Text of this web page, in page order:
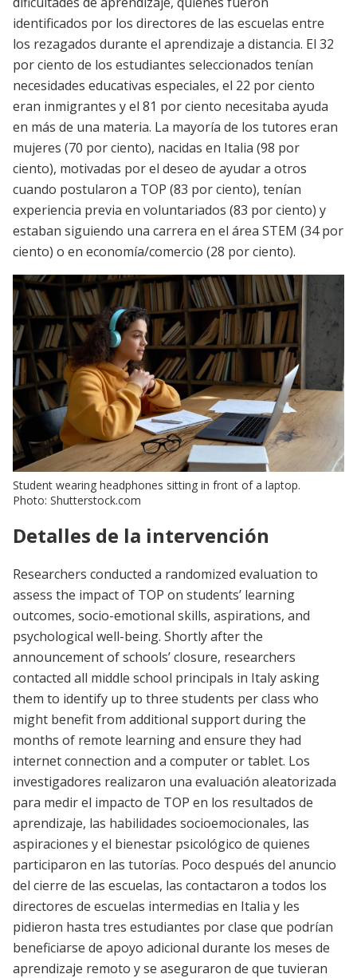
identificados por los directores de las escuelas entre
los rezagados durante el aprendizaje a distancia. El 32
por ciento de los estudiantes seleccionados tenían
necesidades educativas especiales, el 22 por ciento
eran inmigrantes y el 81 por ciento necesitaba ayuda
en más de una materia. La mayoría de los tutores eran
mujeres (70 por ciento), nacidas en Italia (98 por
ciento), motivadas por el deseo de ayudar a otros
cuando postularon a TOP (83 por ciento), tenían
experiencia previa en voluntariados (83 por ciento) y
estaban siguiendo una carrera en el área STEM (34 por
ciento) o en economía/comercio (28 por ciento).
Student wearing headphones sitting in front of a laptop.
Photo: Shutterstock.com
Detalles de la intervención
Researchers conducted a randomized evaluation to
assess the impact of TOP on students’ learning
outcomes, socio-emotional skills, aspirations, and
psychological well-being. Shortly after the
announcement of schools’ closure, researchers
contacted all middle school principals in Italy asking
them to identify up to three students per class who
might benefit from additional support during the
months of remote learning and ensure they had
internet connection and a computer or tablet. Los
investigadores realizaron una evaluación aleatorizada
para medir el impacto de TOP en los resultados de
aprendizaje, las habilidades socioemocionales, las
aspiraciones y el bienestar psicológico de quienes
participaron en las tutorías. Poco después del anuncio
del cierre de las escuelas, las contactaron a todos los
directores de escuelas intermedias en Italia y les
pidieron hasta tres estudiantes por clase que podrían
beneficiarse de apoyo adicional durante los meses de
aprendizaje remoto y se aseguraron de que tuvieran